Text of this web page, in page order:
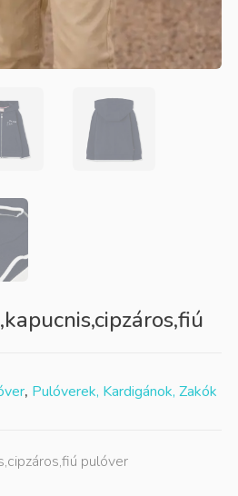
, Pulóverek, Kardigánok, Zakók
pulóver